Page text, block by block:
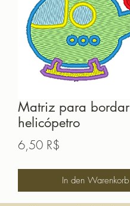
Matriz para bordar
helicópetro
6,50 R$
In den Warenkorb